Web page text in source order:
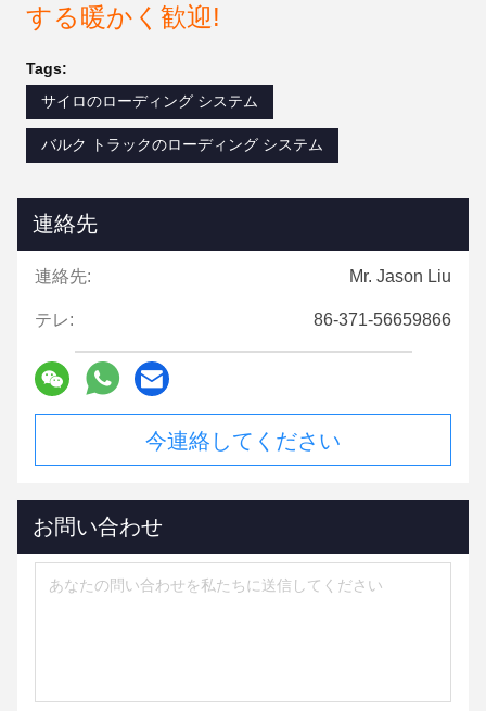
する暖かく歓迎!
Tags:
サイロのローディング システム
バルク トラックのローディング システム
連絡先
連絡先: Mr. Jason Liu
テレ: 86-371-56659866
今連絡してください
お問い合わせ